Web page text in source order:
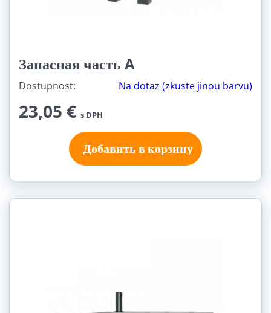
Запасная часть A
Dostupnost: Na dotaz (zkuste jinou barvu)
23,05 € s DPH
Добавить в корзину